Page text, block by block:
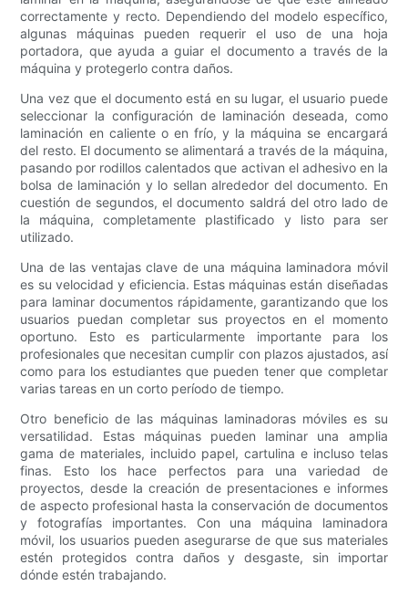
correctamente y recto. Dependiendo del modelo específico,
algunas máquinas pueden requerir el uso de una hoja
portadora, que ayuda a guiar el documento a través de la
máquina y protegerlo contra daños.
Una vez que el documento está en su lugar, el usuario puede
seleccionar la configuración de laminación deseada, como
laminación en caliente o en frío, y la máquina se encargará
del resto. El documento se alimentará a través de la máquina,
pasando por rodillos calentados que activan el adhesivo en la
bolsa de laminación y lo sellan alrededor del documento. En
cuestión de segundos, el documento saldrá del otro lado de
la máquina, completamente plastificado y listo para ser
utilizado.
Una de las ventajas clave de una máquina laminadora móvil
es su velocidad y eficiencia. Estas máquinas están diseñadas
para laminar documentos rápidamente, garantizando que los
usuarios puedan completar sus proyectos en el momento
oportuno. Esto es particularmente importante para los
profesionales que necesitan cumplir con plazos ajustados, así
como para los estudiantes que pueden tener que completar
varias tareas en un corto período de tiempo.
Otro beneficio de las máquinas laminadoras móviles es su
versatilidad. Estas máquinas pueden laminar una amplia
gama de materiales, incluido papel, cartulina e incluso telas
finas. Esto los hace perfectos para una variedad de
proyectos, desde la creación de presentaciones e informes
de aspecto profesional hasta la conservación de documentos
y fotografías importantes. Con una máquina laminadora
móvil, los usuarios pueden asegurarse de que sus materiales
estén protegidos contra daños y desgaste, sin importar
dónde estén trabajando.